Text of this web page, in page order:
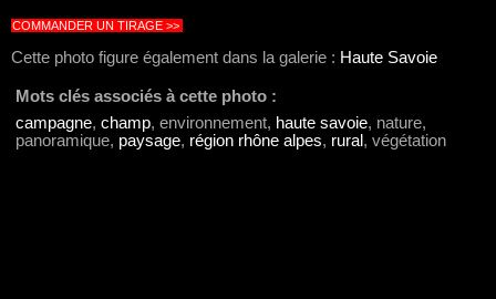
COMMANDER UN TIRAGE >>
Cette photo figure également dans la galerie : Haute Savoie
Mots clés associés à cette photo :
campagne, champ, environnement, haute savoie, nature,
panoramique, paysage, région rhône alpes, rural , végétation